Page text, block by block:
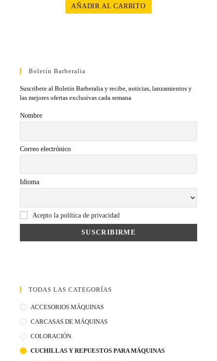
Boletín Barberalia
Suscríbete al Boletín Barberalia y recibe, noticias, lanzamientos y
las mejores ofertas exclusivas cada semana
Nombre
Correo electrónico
Idioma
Acepto la política de privacidad
TODAS LAS CATEGORÍAS
ACCESORIOS MÁQUINAS
CARCASAS DE MÁQUINAS
COLORACIÓN
CUCHILLAS Y REPUESTOS PARA MÁQUINAS
AÑADIR AL CARRITO